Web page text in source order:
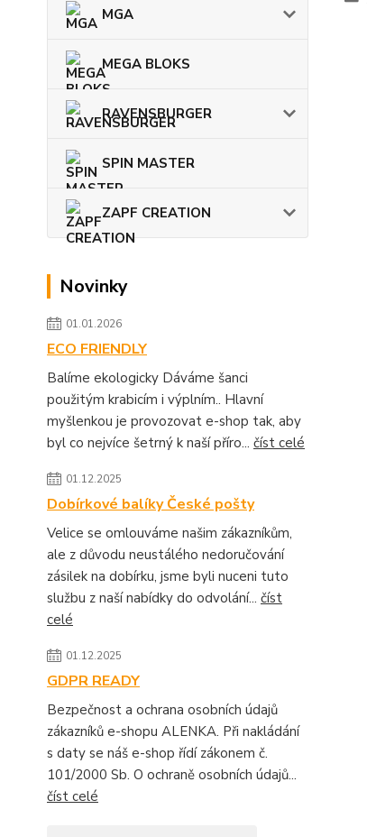
MGA
MEGA BLOKS
RAVENSBURGER
SPIN MASTER
ZAPF CREATION
Novinky
01.01.2026
ECO FRIENDLY
Balíme ekologicky Dáváme šanci
použitým krabicím i výplním.. Hlavní
myšlenkou je provozovat e-shop tak, aby
byl co nejvíce šetrný k naší příro... číst celé
01.12.2025
Dobírkové balíky České pošty
Velice se omlouváme našim zákazníkům,
ale z důvodu neustálého nedoručování
zásilek na dobírku, jsme byli nuceni tuto
službu z naší nabídky do odvolání... číst
celé
01.12.2025
GDPR READY
Bezpečnost a ochrana osobních údajů
zákazníků e-shopu ALENKA. Při nakládání
s daty se náš e-shop řídí zákonem č.
101/2000 Sb. O ochraně osobních údajů...
číst celé